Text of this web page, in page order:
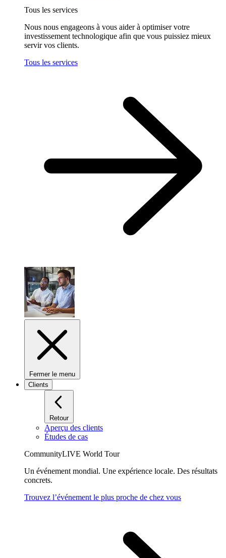
Tous les services
Nous nous engageons à vous aider à optimiser votre
investissement technologique afin que vous puissiez mieux
servir vos clients.
Tous les services
Fermer le menu
Clients
Retour
Aperçu des clients
Études de cas
CommunityLIVE World Tour
Un événement mondial. Une expérience locale. Des résultats
concrets.
Trouvez l’événement le plus proche de chez vous